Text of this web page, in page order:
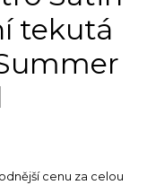
tekutá
cenu za celou